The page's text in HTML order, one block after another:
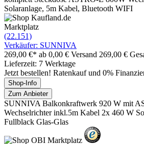
Solaranlage, 5m Kabel, Bluetooth WIFI
Marktplatz
(22.151)
Verkäufer: SUNNIVA
269,00 €* ab 0,00 € Versand 269,00 €
Lieferzeit: 7 Werktage
Jetzt bestellen! Ratenkauf und 0%
Shop-Info
Zum Anbieter
SUNNIVA Balkonkraftwerk 920 W mit
Wechselrichter inkl.5m Kabel 2x 460 W
Fullblack Glas-Glas